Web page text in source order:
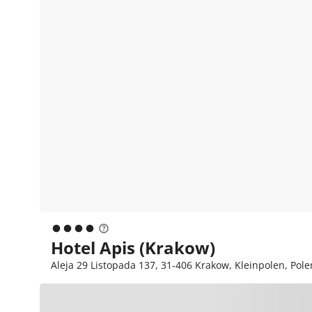
Hotel Apis (Krakow)
Aleja 29 Listopada 137, 31-406 Krakow, Kleinpolen,